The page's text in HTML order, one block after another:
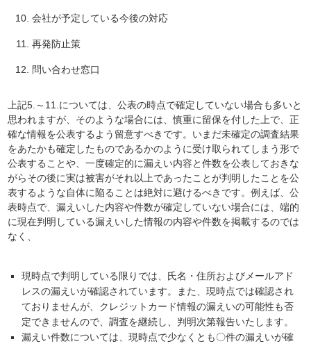
会社が予定している今後の対応
再発防止策
問い合わせ窓口
上記5.～11.については、公表の時点で確定していない場合も多いと
思われますが、そのような場合には、慎重に留保を付した上で、正
確な情報を公表するよう留意すべきです。いまだ未確定の調査結果
をあたかも確定したものであるかのように受け取られてしまう形で
公表することや、一度確定的に漏えい内容と件数を公表しておきな
がらその後に実は被害がそれ以上であったことが判明したことを公
表するような自体に陥ることは絶対に避けるべきです。例えば、公
表時点で、漏えいした内容や件数が確定していない場合には、端的
に現在判明している漏えいした情報の内容や件数を掲載するのでは
なく、
現時点で判明している限りでは、氏名・住所およびメールアド
レスの漏えいが確認されています。また、現時点では確認され
ておりませんが、クレジットカード情報の漏えいの可能性も否
定できませんので、調査を継続し、判明次第報告いたします。
漏えい件数については、現時点で少なくとも〇件の漏えいが確